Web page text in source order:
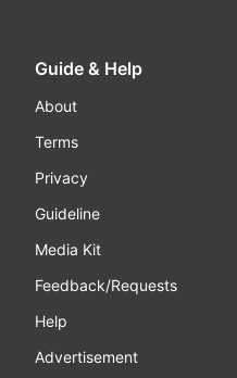
Guide & Help
About
Terms
Privacy
Guideline
Media Kit
Feedback/Requests
Help
Advertisement